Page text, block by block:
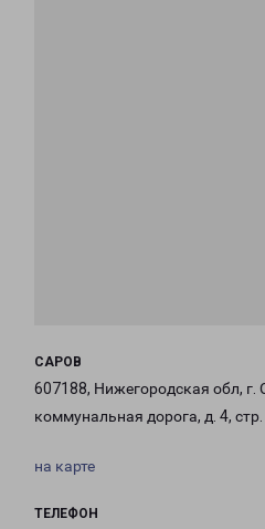
САРОВ
607188, Нижегородская обл, г.
коммунальная дорога, д. 4,
на карте
ТЕЛЕФОН